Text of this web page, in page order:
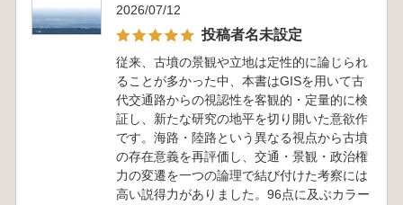
2026/07/12
投稿者名未設定
従来、古墳の景観や立地は定性的に論じられ
ることが多かった中、本書はGISを用いて古
代交通路からの視認性を客観的・定量的に検
証し、新たな研究の地平を切り開いた意欲作
です。海路・陸路という異なる視点から古墳
の存在意義を再評価し、交通・景観・政治権
力の変遷を一つの論理で結び付けた考察には
高い説得力がありました。96点に及ぶカラー